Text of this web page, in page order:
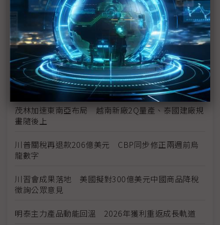
台美投資MOU關稅優惠先落地 汽車零組件15%、航
空零件迎近乎免稅
中資背景也能過關 Volvo獲白宮豁免可繼續在美賣
車
裕隆國產、外銷同步並進 嚴陳莉蓮：AI賦能強化核
心競爭力與轉型
茂林加速東南亞布局 越南新廠2Q量產、泰國建廠規
畫隨後上
川普關稅再退款206億美元 CBP同步修正兩週前烏
龍數字
川習會成果落地 美國擬對300億美元中國商品降稅
徵詢公眾意見
明泰主力產品動能回溫 2026年獲利重返成長軌道